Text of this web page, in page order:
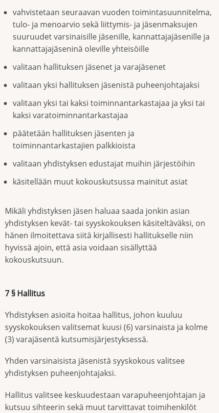
vahvistetaan seuraavan vuoden toimintasuunnitelma,
tulo- ja menoarvio sekä liittymis- ja jäsenmaksujen
suuruudet varsinaisille jäsenille, kannattajajäsenille ja
kannattajajäseninä oleville yhteisöille
valitaan hallituksen jäsenet ja varajäsenet
valitaan yksi hallituksen jäsenistä puheenjohtajaksi
valitaan yksi tai kaksi toiminnantarkastajaa ja yksi tai
kaksi varatoiminnantarkastajaa
päätetään hallituksen jäsenten ja
toiminnantarkastajien palkkioista
valitaan yhdistyksen edustajat muihin järjestöihin
käsitellään muut kokouskutsussa mainitut asiat
Mikäli yhdistyksen jäsen haluaa saada jonkin asian
yhdistyksen kevät- tai syyskokouksen käsiteltäväksi, on
hänen ilmoitettava siitä kirjallisesti hallitukselle niin
hyvissä ajoin, että asia voidaan sisällyttää
kokouskutsuun.
7 § Hallitus
Yhdistyksen asioita hoitaa hallitus, johon kuuluu
syyskokouksen valitsemat kuusi (6) varsinaista ja kolme
(3) varajäsentä kutsumisjärjestyksessä.
Yhden varsinaisista jäsenistä syyskokous valitsee
yhdistyksen puheenjohtajaksi.
Hallitus valitsee keskuudestaan varapuheenjohtajan ja
kutsuu sihteerin sekä muut tarvittavat toimihenkilöt